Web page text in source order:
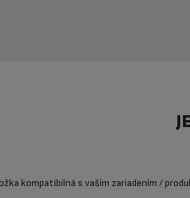
kompatibilná s vaším zariadením /